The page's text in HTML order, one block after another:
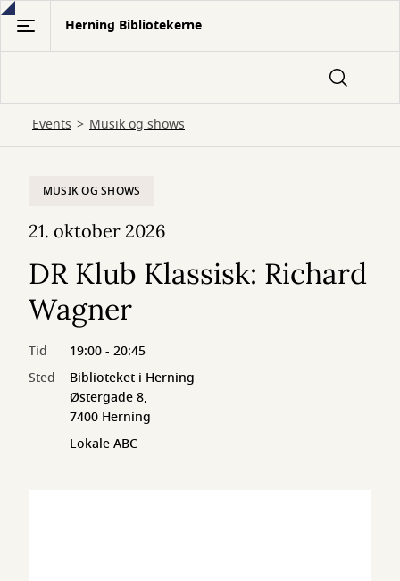
Gå
hovedindhold
Herning Bibliotekerne
Events Musik og shows
MUSIK OG SHOWS
21. oktober 2026
DR Klub Klassisk: Richard
Wagner
Tid
19:00 - 20:45
Sted
Biblioteket i Herning
Østergade 8,
7400 Herning
Lokale ABC